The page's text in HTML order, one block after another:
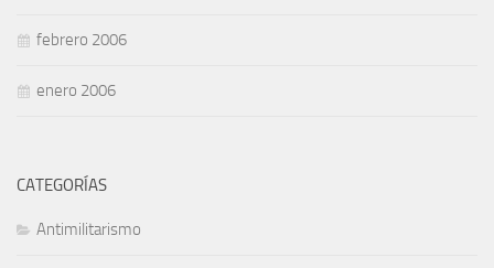
febrero 2006
enero 2006
CATEGORÍAS
Antimilitarismo